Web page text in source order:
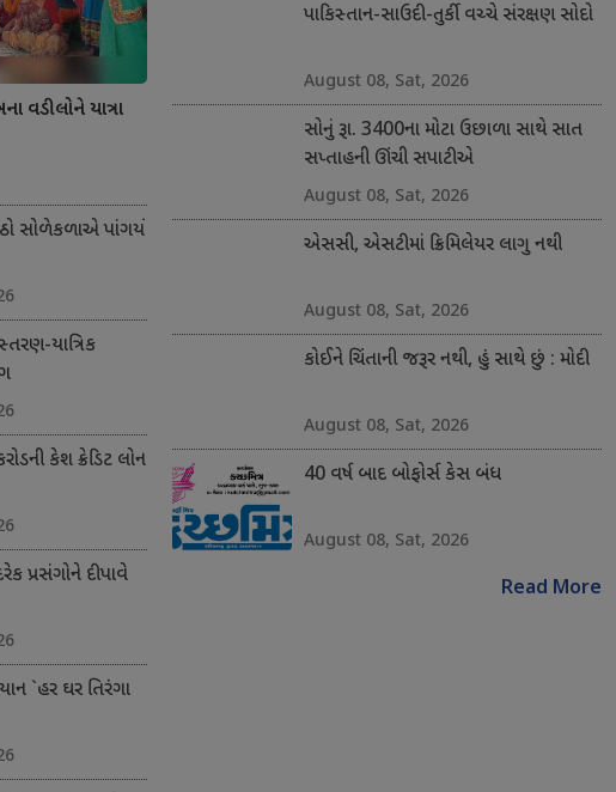
વડીલોને યાત્રા
સોળેકળાએ પાંગર્યો
યાત્રિક
કેશ ક્રેડિટ લોન
પ્રસંગોને દીપાવે
`હર ઘર તિરંગા
પાકિસ્તાન-સાઉદી-તુર્કી વચ્ચે સંરક્ષણ સોદો
August 08, Sat, 2026
સોનું રૂા. 3400ના મોટા ઉછાળા સાથે સાત
સપ્તાહની ઊંચી સપાટીએ
August 08, Sat, 2026
એસસી, એસટીમાં ક્રિમિલેયર લાગુ નથી
August 08, Sat, 2026
કોઈને ચિંતાની જરૂર નથી, હું સાથે છું : મોદી
August 08, Sat, 2026
40 વર્ષ બાદ બોફોર્સ કેસ બંધ
August 08, Sat, 2026
Read More